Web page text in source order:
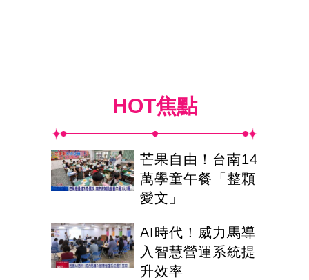
HOT焦點
芒果自由！台南14
萬學童午餐「整顆
愛文」
AI時代！威力馬導
入智慧營運系統提
升效率